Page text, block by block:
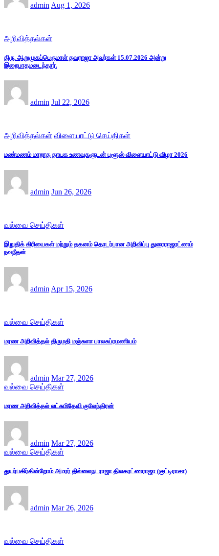
admin Aug 1, 2026
அறிவித்தல்கள்
திரு. ஆறுமுகப்பெருமாள் தவராஜா அவர்கள் 15.07.2026 அன்று
இறைபாதமடைந்தார்.
admin Jul 22, 2026
அறிவித்தல்கள் விளையாட்டு செய்திகள்
மண்மணம் மாறாத தாயக உணவுகளுடன் புளூஸ் விளையாட்டு விழா 2026
admin Jun 26, 2026
வல்வை செய்திகள்
இறுதிக் கிரியைகள் மற்றும் தகனம் தொடர்பான அறிவிப்பு துரைராஜரட்ணம்
நவநீதன்
admin Apr 15, 2026
வல்வை செய்திகள்
மரண அறிவித்தல் திருமதி மஞ்சுளா பாலசுப்ரமணியம்
admin Mar 27, 2026
வல்வை செய்திகள்
மரண அறிவித்தல் லட்சுமிதேவி குலேந்திரன்
admin Mar 27, 2026
வல்வை செய்திகள்
துயர்பகிர்கின்றோம் அமரர் தில்லைநடராஜா திலகரட்ணராஜா (குட்டிராசா)
admin Mar 26, 2026
வல்வை செய்திகள்